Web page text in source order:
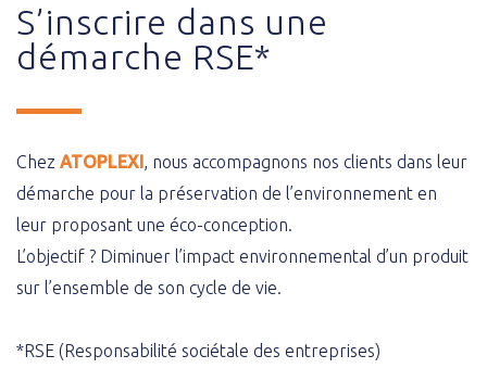
S’inscrire dans une
démarche RSE*
Chez ATOPLEXI, nous accompagnons nos clients dans leur
démarche pour la préservation de l’environnement en
leur proposant une éco-conception.
L’objectif ? Diminuer l’impact environnemental d’un produit
sur l’ensemble de son cycle de vie.
*RSE (Responsabilité sociétale des entreprises)